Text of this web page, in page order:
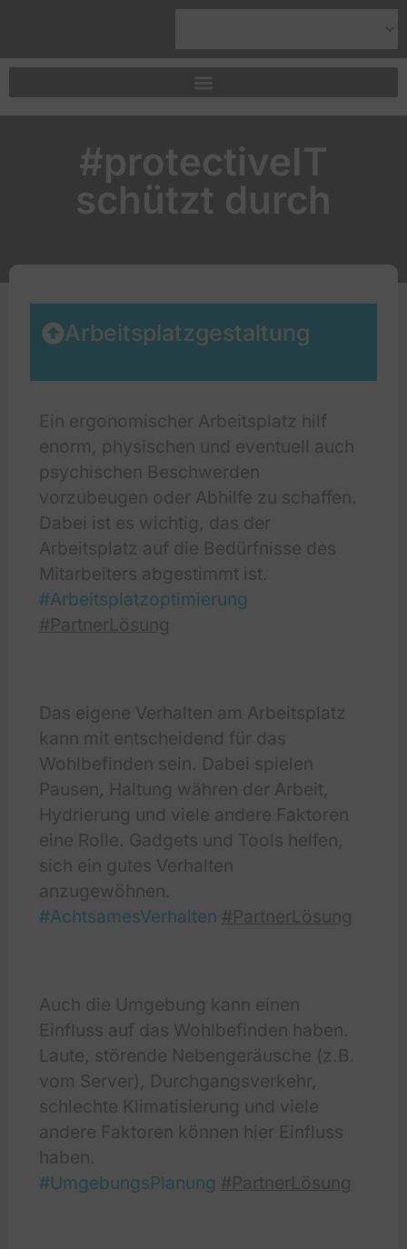
#protectiveIT
schützt durch
Arbeitsplatzgestaltung
Ein ergonomischer Arbeitsplatz hilf
enorm, physischen und eventuell auch
psychischen Beschwerden
vorzubeugen oder Abhilfe zu schaffen.
Dabei ist es wichtig, das der
Arbeitsplatz auf die Bedürfnisse des
Mitarbeiters abgestimmt ist.
#Arbeitsplatzoptimierung
#PartnerLösung
Das eigene Verhalten am Arbeitsplatz
kann mit entscheidend für das
Wohlbefinden sein. Dabei spielen
Pausen, Haltung währen der Arbeit,
Hydrierung und viele andere Faktoren
eine Rolle. Gadgets und Tools helfen,
sich ein gutes Verhalten
anzugewöhnen.
#AchtsamesVerhalten #PartnerLösung
Auch die Umgebung kann einen
Einfluss auf das Wohlbefinden haben.
Laute, störende Nebengeräusche (z.B.
vom Server), Durchgangsverkehr,
schlechte Klimatisierung und viele
andere Faktoren können hier Einfluss
haben.
#UmgebungsPlanung #PartnerLösung